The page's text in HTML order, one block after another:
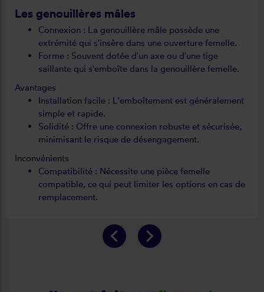
Les genouillères mâles
Connexion : La genouillère mâle possède une
extrémité qui s'insère dans une ouverture femelle.
Forme : Souvent dotée d'un axe ou d'une tige
saillante qui s'emboîte dans la genouillère femelle.
Avantages
Installation facile : L'emboîtement est généralement
simple et rapide.
Solidité : Offre une connexion robuste et sécurisée,
minimisant le risque de désengagement.
Inconvénients
Compatibilité : Nécessite une pièce femelle
compatible, ce qui peut limiter les options en cas de
remplacement.
keyboard_arrow_left keyboard_arrow_right